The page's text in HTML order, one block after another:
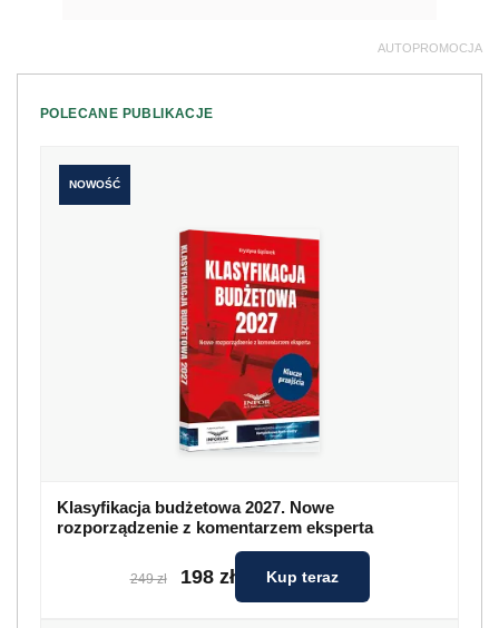
AUTOPROMOCJA
POLECANE PUBLIKACJE
NOWOŚĆ
Klasyfikacja budżetowa 2027. Nowe
rozporządzenie z komentarzem eksperta
249 zł 198 zł Kup teraz